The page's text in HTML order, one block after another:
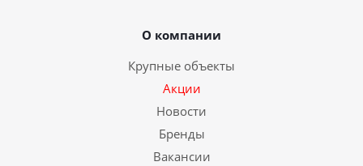
О компании
Крупные объекты
Акции
Новости
Бренды
Вакансии